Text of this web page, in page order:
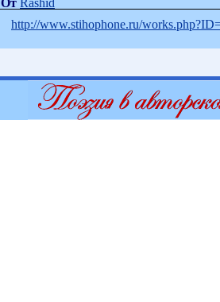
От Rashid
http://www.stihophone.ru/